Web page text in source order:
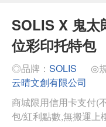
SOLIS X 鬼太
位彩印托特包
◎品牌： SOLIS ◎
云晴文創有限公司
商城限用信用卡支付(
包/紅利點數,無搬運上